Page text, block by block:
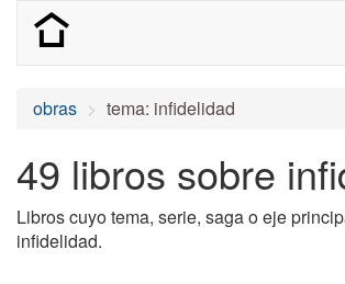
obras tema: infidelidad
49 libros sobre
Libros cuyo tema, serie, saga o eje
infidelidad.